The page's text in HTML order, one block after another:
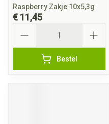
Raspberry Zakje 10x5,3g
€ 11,45
Bestel